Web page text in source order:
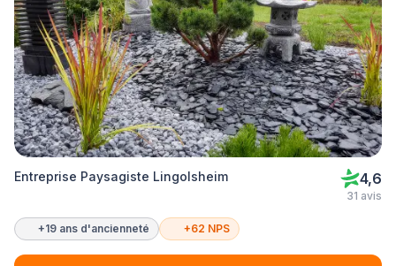
Entreprise Paysagiste Lingolsheim 4,6
31 avis
+19 ans d'ancienneté +62 NPS